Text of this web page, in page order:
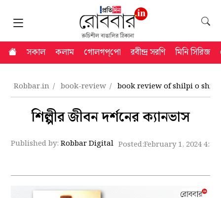
সকাল কলাম গোলগপ্‌পো রবীন্দ্র সরণি মিনি সিরিজ
Robbar.in book-review book review of shilpi o
শিল্পীর জীবন দর্শনের ক্যানভাস
Published by:Robbar Digital Posted:February 1, 2024